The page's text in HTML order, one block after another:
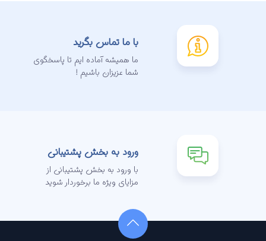
با ما تماس بگرید
ما همیشه آماده ایم تا پاسخگوی
شما عزیزان باشیم !
ورود به بخش پشتیبانی
با ورود به بخش پشتیبانی از
مزایای ویژه ما برخوردار شوید